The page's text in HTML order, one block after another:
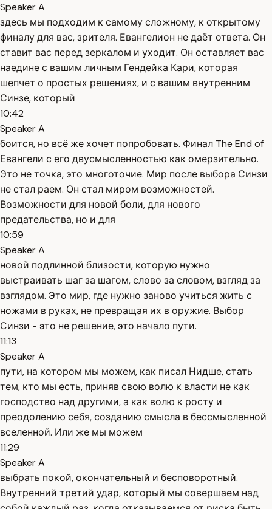
Speaker A
здесь мы подходим к самому сложному, к открытому
финалу для вас, зрителя. Евангелион не даёт ответа. Он
ставит вас перед зеркалом и уходит. Он оставляет вас
наедине с вашим личным Гендейка Кари, которая
шепчет о простых решениях, и с вашим внутренним
Синзе, который
10:42
Speaker A
боится, но всё же хочет попробовать. Финал The End of
Евангели с его двусмысленностью как омерзительно.
Это не точка, это многоточие. Мир после выбора Синзи
не стал раем. Он стал миром возможностей.
Возможности для новой боли, для нового
предательства, но и для
10:59
Speaker A
новой подлинной близости, которую нужно
выстраивать шаг за шагом, слово за словом, взгляд за
взглядом. Это мир, где нужно заново учиться жить с
ножами в руках, не превращая их в оружие. Выбор
Синзи - это не решение, это начало пути.
11:13
Speaker A
пути, на котором мы можем, как писал Нидше, стать
тем, кто мы есть, приняв свою волю к власти не как
господство над другими, а как волю к росту и
преодолению себя, созданию смысла в бессмысленной
вселенной. Или же мы можем
11:29
Speaker A
выбрать покой, окончательный и бесповоротный.
Внутренний третий удар, который мы совершаем над